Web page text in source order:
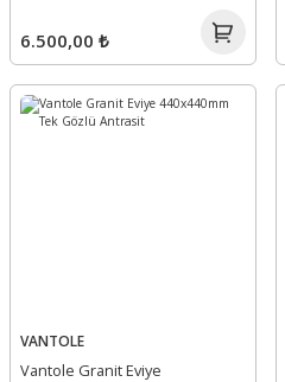
6.500,00 ₺
VANTOLE
Vantole Granit Eviye